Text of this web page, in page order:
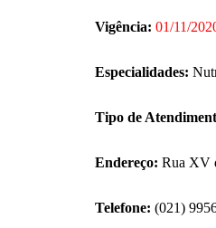
Vigência: 01/11/
Especialidades:
Tipo de
Endereço: Rua XV
Telefone: (021)